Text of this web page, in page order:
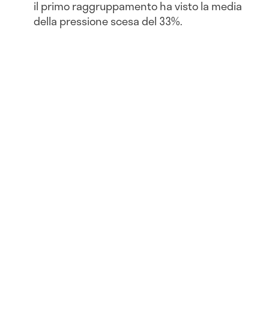
il primo raggruppamento ha visto la media
della pressione scesa del 33%.